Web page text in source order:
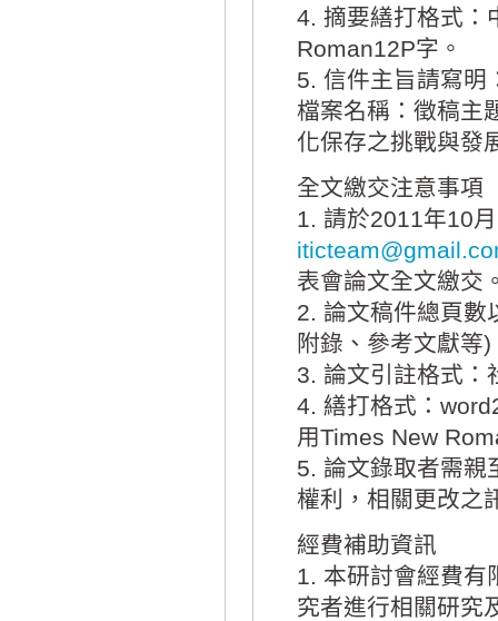
4. 摘要繕打格式：
Roman12P字。
5. 信件主旨請寫明
檔案名稱：徵稿主
化保存之挑戰與發
全文繳交注意事項
1. 請於2011年10
表會論文全文繳交
2. 論文稿件總頁數
附錄、參考文獻等)
3. 論文引註格式：
4. 繕打格式：
用Times New
5. 論文錄取者需親
權利，相關更改之
經費補助資訊
1. 本研討會經費有
究者進行相關研究